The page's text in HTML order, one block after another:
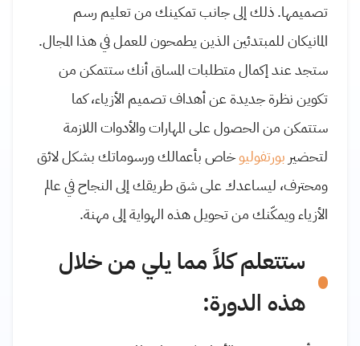
تصميمها. ذلك إلى جانب تمكينك من تعليم رسم
المانيكان للمبتدئين الذين يطمحون للعمل في هذا المجال.
ستجد عند إكمال متطلبات المساق أنك ستتمكن من
تكوين نظرة جديدة عن أهداف تصميم الأزياء، كما
ستتمكن من الحصول على المهارات والأدوات اللازمة
لتحضير بورتفوليوخاص بأعمالك ورسوماتك بشكل لائق
ومحترف، ليساعدك على شق طريقك إلى النجاح في عالم
الأزياء ويمكّنك من تحويل هذه الهواية إلى مهنة.
ستتعلم كلاً مما يلي من خلال
هذه الدورة: